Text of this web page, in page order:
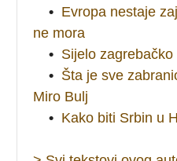
• Evropa nestaje
ne mora
• Sijelo zagrebačko
• Šta je sve
Miro Bulj
• Kako biti Srbin u